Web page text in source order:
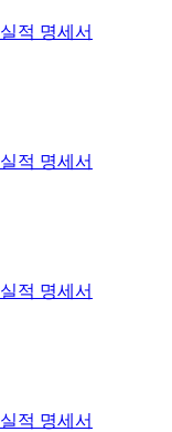
적 명세서
적 명세서
적 명세서
적 명세서